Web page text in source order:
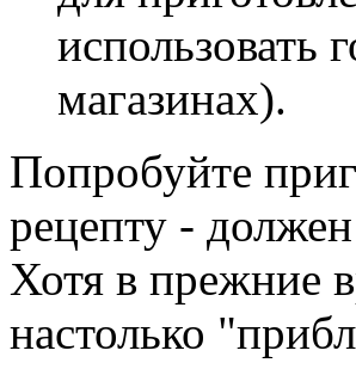
использовать
магазинах).
Попробуйте
рецепту -
Хотя в прежние
настолько